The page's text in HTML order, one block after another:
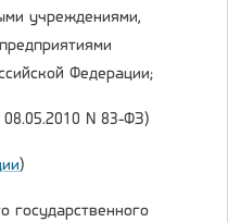
учреждениями,
Федерации;
08.05.2010 N 83-ФЗ)
)
государственного